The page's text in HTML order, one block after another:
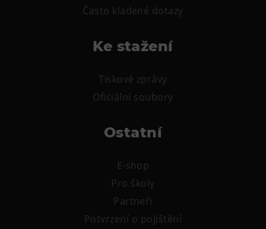
Výjezdní akceČasto kladené dotazy
Ke stažení
Tiskové zprávy
Oficiální soubory
Ostatní
E-shop
Pro školy
Partneři
Potvrzení o pojištění